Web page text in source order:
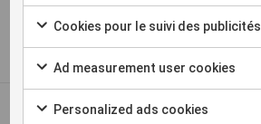
Événements
Suivez nous
Cookies pour le suivi des publicités
Ad measurement user cookies
Personalized ads cookies